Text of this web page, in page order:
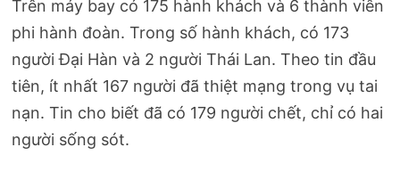
Trên máy bay có 175 hành khách và 6 thành viên
phi hành đoàn. Trong số hành khách, có 173
người Đại Hàn và 2 người Thái Lan. Theo tin đầu
tiên, ít nhất 167 người đã thiệt mạng trong vụ tai
nạn. Tin cho biết đã có 179 người chết, chỉ có hai
người sống sót.